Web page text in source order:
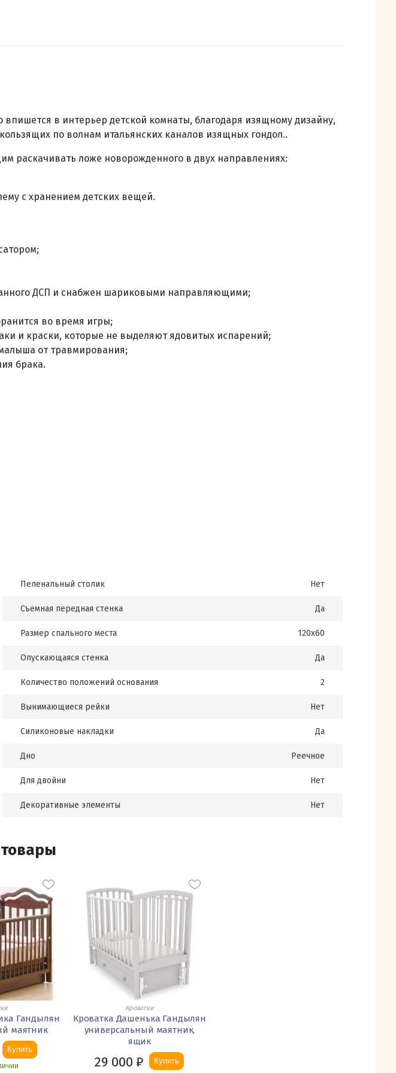
в интерьер детской комнаты, благодаря изящному дизайну,
по волнам итальянских каналов изящных гондол..
раскачивать ложе новорожденного в двух направлениях:
с хранением детских вещей.
ДСП и снабжен шариковыми направляющими;
во время игры;
и краски, которые не выделяют ядовитых испарений;
от травмирования;
брака.
Пеленальный столик Нет
Съемная передная стенка Да
Размер спального места 120х60
Опускающаяся стенка Да
Количество положений основания 2
Вынимающиеся рейки Нет
Силиконовые накладки Да
Дно Реечное
Для двойни Нет
Декоративные элементы Нет
Гандылян
маятник
Купить
Кроватки
Кроватка Дашенька Гандылян
универсальный маятник,
ящик
29 000 ₽ Купить